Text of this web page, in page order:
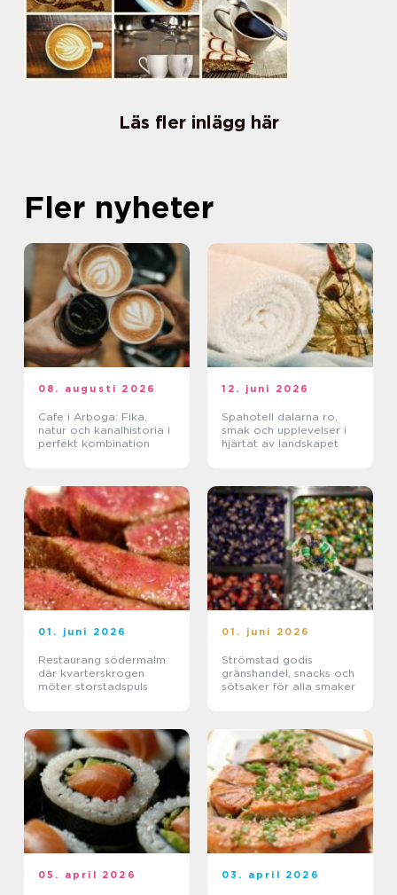
Läs fler inlägg här
Fler nyheter
08. augusti 2026
Cafe i Arboga: Fika,
natur och kanalhistoria i
perfekt kombination
12. juni 2026
Spahotell dalarna ro,
smak och upplevelser i
hjärtat av landskapet
01. juni 2026
Restaurang södermalm
där kvarterskrogen
möter storstadspuls
01. juni 2026
Strömstad godis
gränshandel, snacks och
sötsaker för alla smaker
05. april 2026 03. april 2026